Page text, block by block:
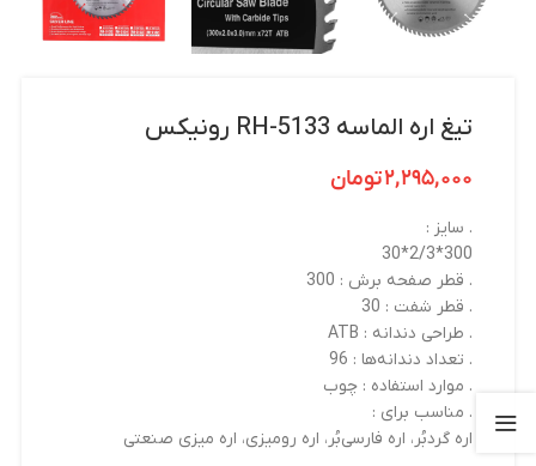
تیغ اره الماسه RH-5133 رونیکس
۲,۲۹۵,۰۰۰تومان
. سایز :
300*2/3*30
. قطر صفحه برش : 300
. قطر شفت : 30
. طراحی دندانه : ATB
. تعداد دندانه‌ها : 96
. موارد استفاده : چوب
. مناسب برای :
اره گردبُر، اره فارسی‌بُر، اره رومیزی، اره میزی صنعتی